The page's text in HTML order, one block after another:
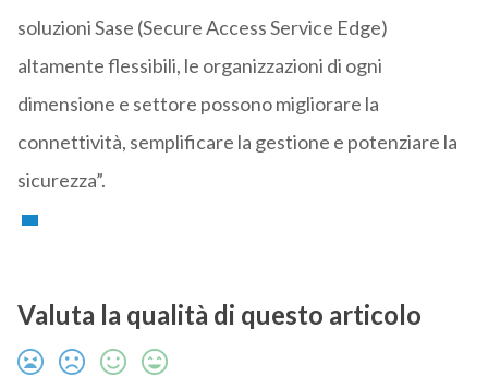
soluzioni Sase (Secure Access Service Edge)
altamente flessibili, le organizzazioni di ogni
dimensione e settore possono migliorare la
connettività, semplificare la gestione e potenziare la
sicurezza”.
Valuta la qualità di questo articolo